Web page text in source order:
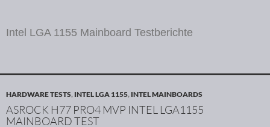
Intel LGA 1155 Mainboard Testberichte
HARDWARE TESTS, INTEL LGA 1155, INTEL MAINBOARDS
ASROCK H77 PRO4 MVP INTEL LGA1155
MAINBOARD TEST